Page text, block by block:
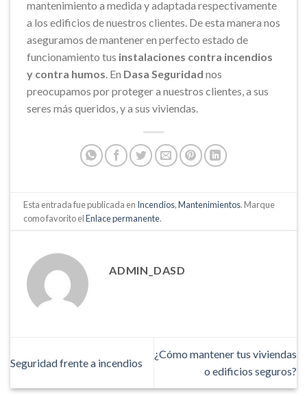
mantenimiento a medida y adaptada respectivamente
a los edificios de nuestros clientes. De esta manera nos
aseguramos de mantener en perfecto estado de
funcionamiento tus instalaciones contra incendios
y contra humos. En Dasa Seguridad nos
preocupamos por proteger a nuestros clientes, a sus
seres más queridos, y a sus viviendas.
Esta entrada fue publicada en Incendios,Mantenimientos. Marque
como favorito elEnlace permanente.
ADMIN_DASD
Seguridad frente a incendios
¿Cómo mantener tus viviendas
o edificios seguros?